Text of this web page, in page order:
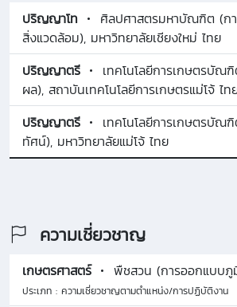
ปริญญาโท
ศิลปศาสตรมหาบัณฑิต (ก
สิ่งแวดล้อม), มหาวิทยาลัยเชียงใหม่ ไทย
ปริญญาตรี
เทคโนโลยีการเกษตรบัณ
ผล), สถาบันเทคโนโลยีการเกษตรแม่โจ้ ไท
ปริญญาตรี
เทคโนโลยีการเกษตรบัณ
ทัศน์), มหาวิทยาลัยแม่โจ้ ไทย
ความเชี่ยวชาญ
เกษตรศาสตร์ พืชสวน (การออกแบบ
ประเภท : ความเชี่ยวชาญตามตำแหน่ง/การปฏิบัติงาน